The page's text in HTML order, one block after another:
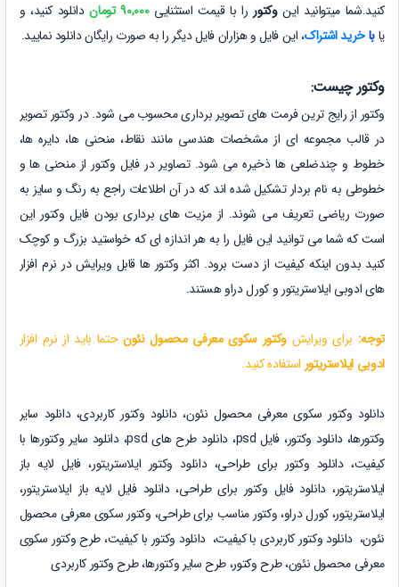
کنید.شما میتوانید اینوکتور را با قیمت استثنایی90,000 تومان دانلود کنید، و
یاباخرید اشتراک، این فایل و هزاران فایل دیگر را به صورت رایگان دانلود نمایید.
وکتور چیست:
وکتور از رایج ترین فرمت های تصویر برداری محسوب می شود. در وکتور تصویر
در قالب مجموعه ای از مشخصات هندسی مانند نقاط، منحنی ها، دایره ها،
خطوط و چندضلعی ها ذخیره می شود. تصاویر در فایل وکتور از منحنی ها و
خطوطی به نام بردار تشکیل شده اند که در آن اطلاعات راجع به رنگ و سایز به
صورت ریاضی تعریف می شوند. از مزیت های برداری بودن فایل وکتور این
است که شما می توانید این فایل را به هر اندازه ای که خواستید بزرگ و کوچک
کنید بدون اینکه کیفیت از دست برود. اکثر وکتور ها قابل ویرایش در نرم افزار
های ادوبی ایلاستریتور و کورل دراو هستند.
توجه: برای ویرایشوکتور سکوی معرفی محصول نئون حتما باید از نرم افزار
ادوبی ایلاستریتور استفاده کنید.
دانلود وکتور سکوی معرفی محصول نئون،دانلود وکتور کاربردی،دانلود سایر
وکتورها، دانلود وکتور، فایل psd، دانلود طرح های psd، دانلود سایر وکتورها با
کیفیت، دانلود وکتور برای طراحی، دانلود وکتور ایلاستریتور، فایل لایه باز
ایلاستریتور، دانلود فایل وکتور برای طراحی، دانلود فایل لایه باز ایلاستریتور،
ایلاستریتور،کورل دراو، وکتور مناسب برای طراحی، وکتور سکوی معرفی محصول
نئون، دانلودوکتور کاربردی با کیفیت، دانلود وکتور با کیفیت، طرح وکتور سکوی
معرفی محصول نئون، طرح وکتور، طرح سایر وکتورها، طرح وکتور کاربردی